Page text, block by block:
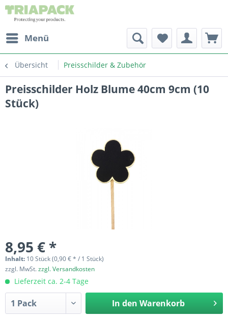
Menü
Übersicht Preisschilder & Zubehör
Preisschilder Holz Blume 40cm 9cm (10
Stück)
8,95 € *
Inhalt: 10 Stück (0,90 € * / 1 Stück)
zzgl. MwSt.zzgl. Versandkosten
Lieferzeit ca. 2-4 Tage
In den Warenkorb